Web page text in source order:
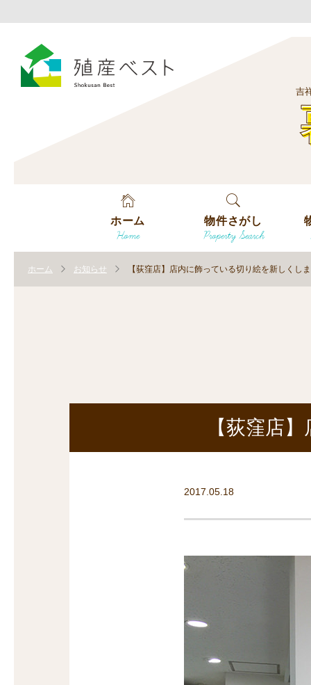
吉
ホーム
Home
物件さがし
Property Search
す
ホーム お知らせ 【荻窪店】店内に飾っている切り絵を新しくし
【荻窪店
2017.05.18